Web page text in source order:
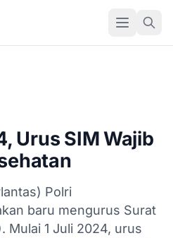
Urus SIM Wajib
Polri
baru mengurus Surat
Mulai 1 Juli 2024, urus